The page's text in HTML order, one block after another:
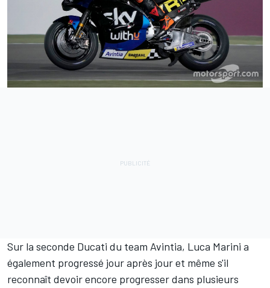
Sur la seconde Ducati du team Avintia, Luca Marini a
également progressé jour après jour et même s'il
reconnaît devoir encore progresser dans plusieurs